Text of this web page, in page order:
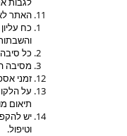
האתר
כח
כל
מסיבה
זמני
על
תיאום
יש
וטיפול.